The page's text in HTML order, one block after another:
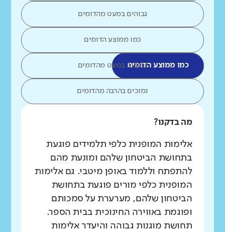
גבוהים במעט מהדומים
כמו ממוצע הדומים
כמו ממוצע הדומיםנמוכים במעט מהדומים
נמוכים בהרבה מהדומים
מה בדקנו?
אלימות המופנית כלפי תלמידים פוגעת
בתחושת הביטחון שלהם ומונעת מהם
להתפתח וללמוד באופן מיטבי. גם אלימות
המופנית כלפי מורים פוגעת בתחושת
הביטחון שלהם, מערערת על סמכותם
ופוגמת באווירה החינוכית בבית הספר.
תחושת מוגנות גבוהה והיעדר אלימות